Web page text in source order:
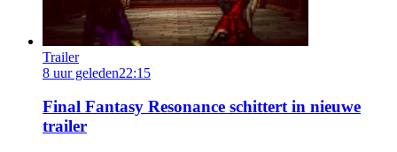
Trailer
8 uur geleden22:15
Final Fantasy Resonance schittert in nieuwe
trailer